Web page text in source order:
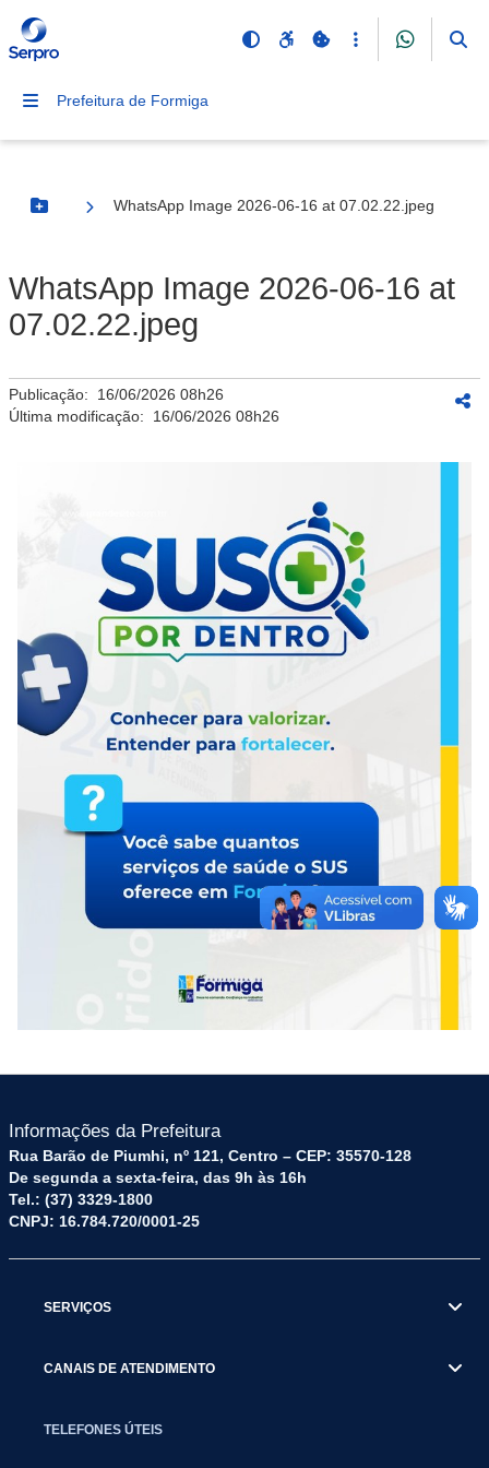
Prefeitura de Formiga
Botão Menu
WhatsApp Image 2026-06-16 at 07.02.22.jpeg
WhatsApp Image 2026-06-16 at
07.02.22.jpeg
Publicação: 16/06/2026 08h26
Última modificação: 16/06/2026 08h26
Informações da Prefeitura
Rua Barão de Piumhi, nº 121, Centro – CEP: 35570-128
De segunda a sexta-feira, das 9h às 16h
Tel.: (37) 3329-1800
CNPJ: 16.784.720/0001-25
SERVIÇOS
CANAIS DE ATENDIMENTO
TELEFONES ÚTEIS